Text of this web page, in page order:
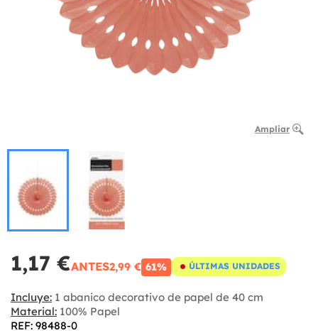
Ampliar
1,17 €ANTES2,99 € 61% ÚLTIMAS UNIDADES
Incluye: 1 abanico decorativo de papel de 40 cm
Material: 100% Papel
REF: 98488-0